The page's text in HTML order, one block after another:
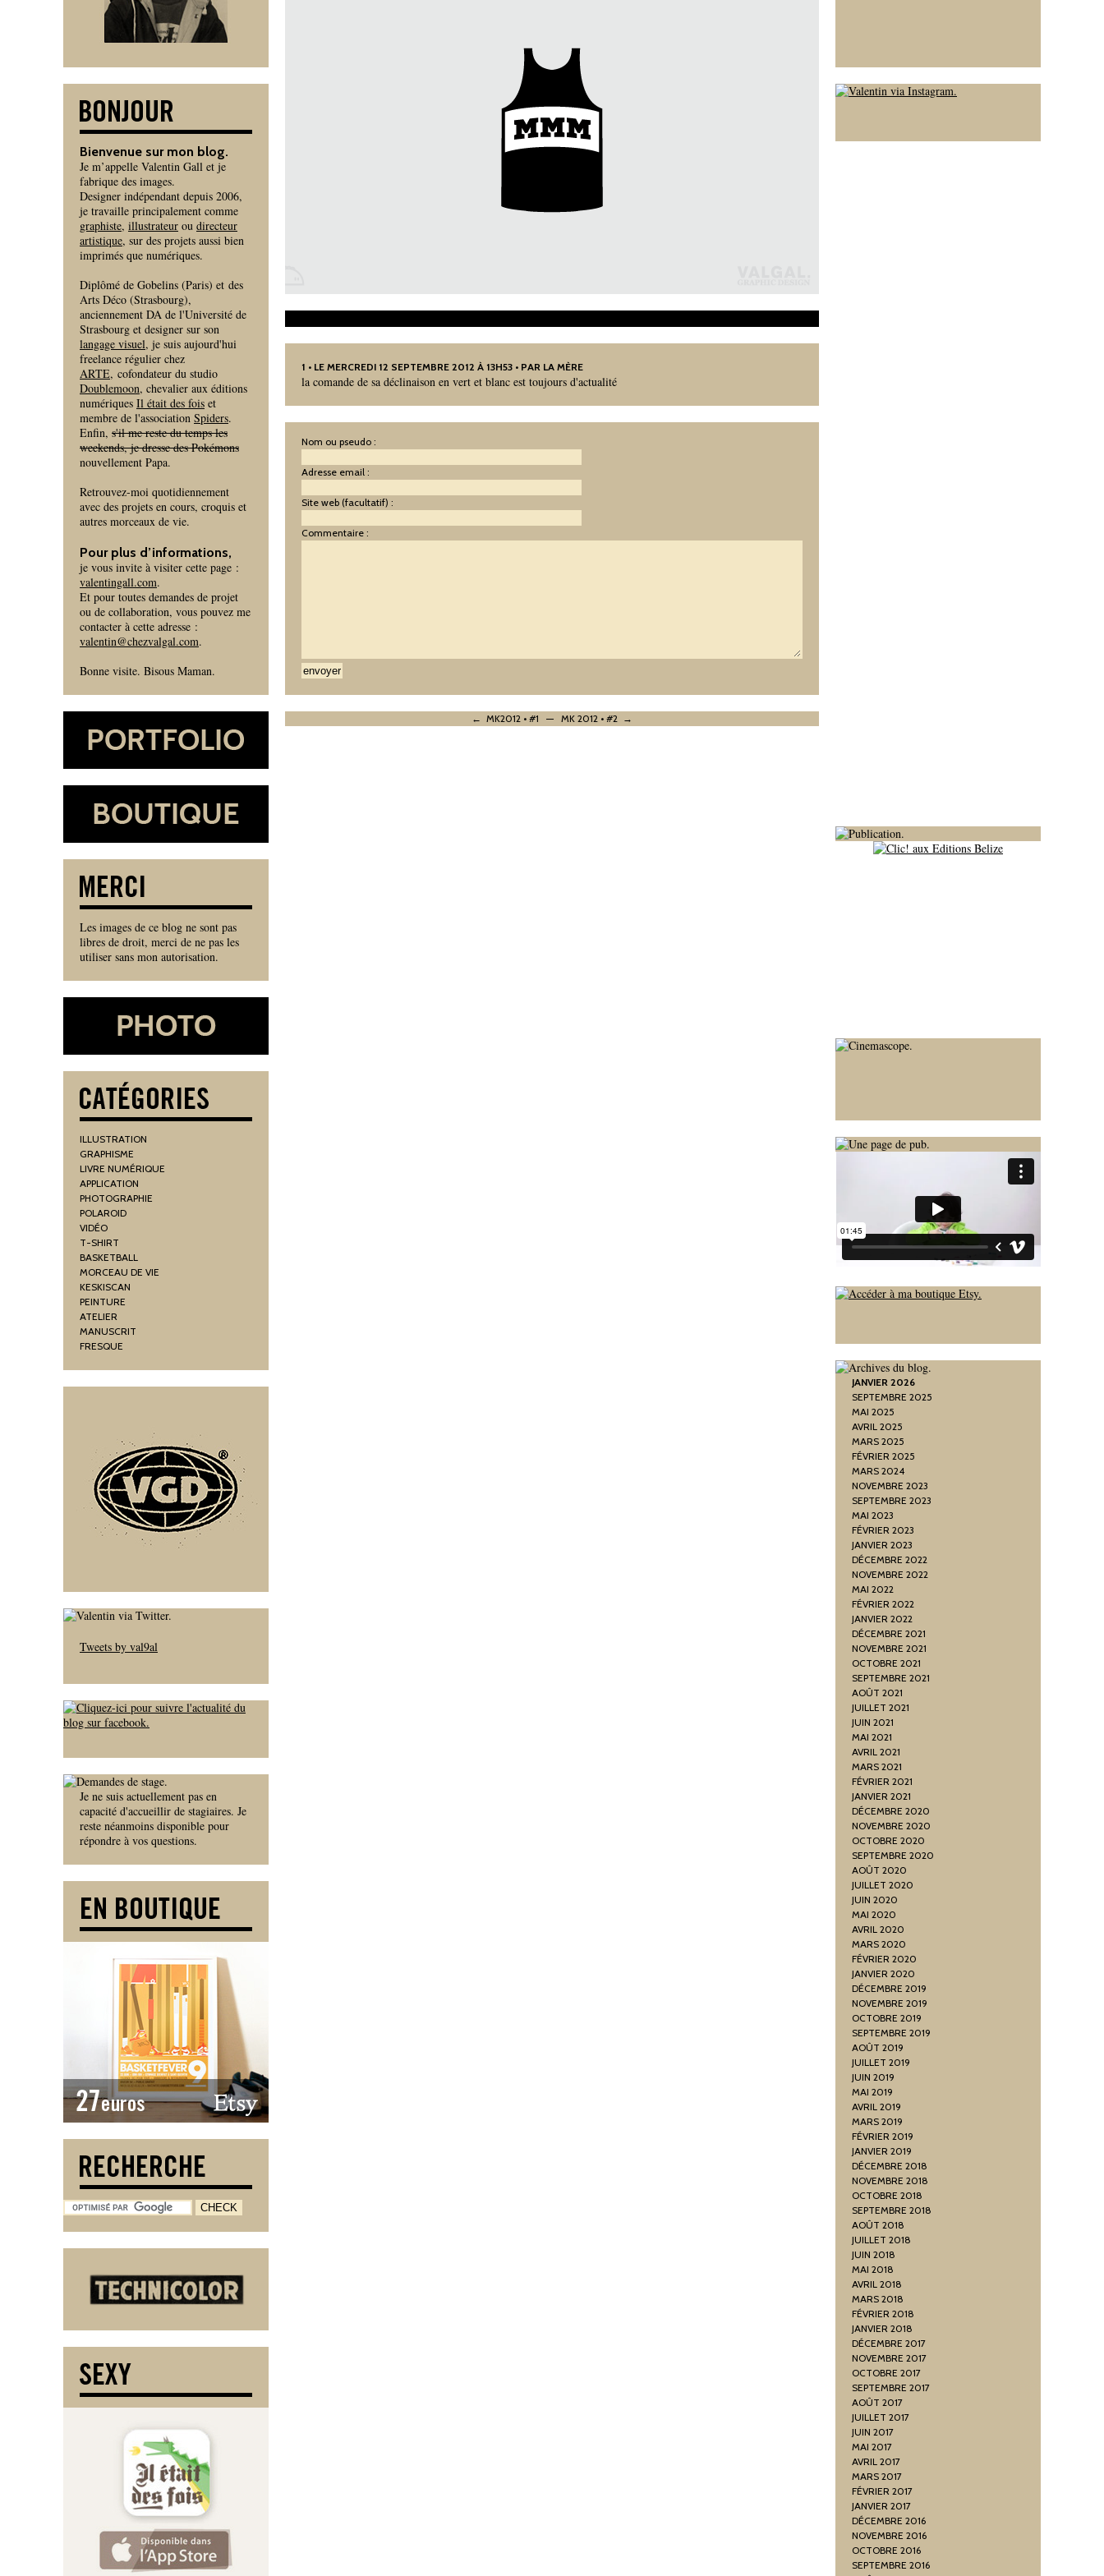
1 • LE MERCREDI 12 SEPTEMBRE 2012 À 13H53 • PAR LA MÈRE
la comande de sa déclinaison en vert et blanc est toujours d'actualité
Nom ou pseudo :
Adresse email :
Site web (facultatif) :
Commentaire :
← MK2012 • #1 — MK 2012 • #2 →
Bienvenue sur mon blog.
Je m’appelle Valentin Gall et je
fabrique des images.
Designer indépendant depuis 2006,
je travaille principalement comme
graphiste, illustrateur ou directeur
artistique, sur des projets aussi bien
imprimés que numériques.
Diplômé de Gobelins (Paris) et des
Arts Déco (Strasbourg),
anciennement DA de l'Université de
Strasbourg et designer sur son
langage visuel, je suis aujourd'hui
freelance régulier chez
ARTE, cofondateur du studio
Doublemoon, chevalier aux éditions
numériques Il était des fois et
membre de l'association Spiders.
Enfin, s'il me reste du temps les
weekends, je dresse des Pokémons
nouvellement Papa.
Retrouvez-moi quotidiennement
avec des projets en cours, croquis et
autres morceaux de vie.
Pour plus d’informations,
je vous invite à visiter cette page :
valentingall.com.
Et pour toutes demandes de projet
ou de collaboration, vous pouvez me
contacter à cette adresse :
valentin@chezvalgal.com.
Bonne visite. Bisous Maman.
Les images de ce blog ne sont pas
libres de droit, merci de ne pas les
utiliser sans mon autorisation.
ILLUSTRATION
GRAPHISME
LIVRE NUMÉRIQUE
APPLICATION
PHOTOGRAPHIE
POLAROID
VIDÉO
T-SHIRT
BASKETBALL
MORCEAU DE VIE
KESKISCAN
PEINTURE
ATELIER
MANUSCRIT
FRESQUE
Tweets by val9al
Je ne suis actuellement pas en
capacité d'accueillir de stagiaires. Je
reste néanmoins disponible pour
répondre à vos questions.
JANVIER 2026
SEPTEMBRE 2025
MAI 2025
AVRIL 2025
MARS 2025
FÉVRIER 2025
MARS 2024
NOVEMBRE 2023
SEPTEMBRE 2023
MAI 2023
FÉVRIER 2023
JANVIER 2023
DÉCEMBRE 2022
NOVEMBRE 2022
MAI 2022
FÉVRIER 2022
JANVIER 2022
DÉCEMBRE 2021
NOVEMBRE 2021
OCTOBRE 2021
SEPTEMBRE 2021
AOÛT 2021
JUILLET 2021
JUIN 2021
MAI 2021
AVRIL 2021
MARS 2021
FÉVRIER 2021
JANVIER 2021
DÉCEMBRE 2020
NOVEMBRE 2020
OCTOBRE 2020
SEPTEMBRE 2020
AOÛT 2020
JUILLET 2020
JUIN 2020
MAI 2020
AVRIL 2020
MARS 2020
FÉVRIER 2020
JANVIER 2020
DÉCEMBRE 2019
NOVEMBRE 2019
OCTOBRE 2019
SEPTEMBRE 2019
AOÛT 2019
JUILLET 2019
JUIN 2019
MAI 2019
AVRIL 2019
MARS 2019
FÉVRIER 2019
JANVIER 2019
DÉCEMBRE 2018
NOVEMBRE 2018
OCTOBRE 2018
SEPTEMBRE 2018
AOÛT 2018
JUILLET 2018
JUIN 2018
MAI 2018
AVRIL 2018
MARS 2018
FÉVRIER 2018
JANVIER 2018
DÉCEMBRE 2017
NOVEMBRE 2017
OCTOBRE 2017
SEPTEMBRE 2017
AOÛT 2017
JUILLET 2017
JUIN 2017
MAI 2017
AVRIL 2017
MARS 2017
FÉVRIER 2017
JANVIER 2017
DÉCEMBRE 2016
NOVEMBRE 2016
OCTOBRE 2016
SEPTEMBRE 2016